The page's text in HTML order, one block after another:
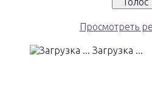
Просмотреть
Загрузка ...